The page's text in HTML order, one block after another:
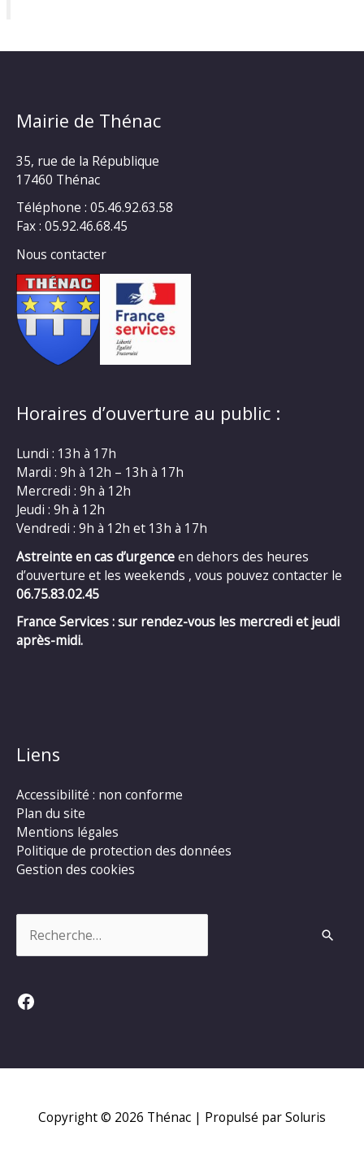
Mairie de Thénac
35, rue de la République
17460 Thénac
Téléphone : 05.46.92.63.58
Fax : 05.92.46.68.45
Nous contacter
Horaires d’ouverture au public :
Lundi : 13h à 17h
Mardi : 9h à 12h – 13h à 17h
Mercredi : 9h à 12h
Jeudi : 9h à 12h
Vendredi : 9h à 12h et 13h à 17h
Astreinte en cas d’urgenceen dehors des heures
d’ouverture et les weekends , vous pouvez contacter le
06.75.83.02.45
France Services : sur rendez-vous les mercredi et jeudi
après-midi.
Liens
Accessibilité : non conforme
Plan du site
Mentions légales
Politique de protection des données
Gestion des cookies
Facebook
Copyright © 2026 Thénac | Propulsé par Soluris